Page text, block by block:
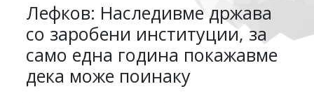
Лефков: Наследивме држава
со заробени институции, за
само една година покажавме
дека може поинаку